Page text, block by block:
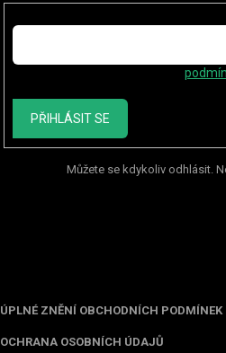
PŘIHLÁSIT SE
Můžete se kdykoliv odhlásit.
ÚPLNÉ ZNĚNÍ OBCHODNÍCH PODMÍNEK
OCHRANA OSOBNÍCH ÚDAJŮ